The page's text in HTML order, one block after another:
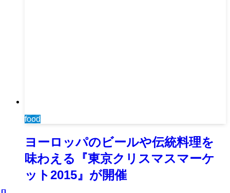
food
ヨーロッパのビールや伝統料理を
味わえる『東京クリスマスマーケ
ット2015』が開催